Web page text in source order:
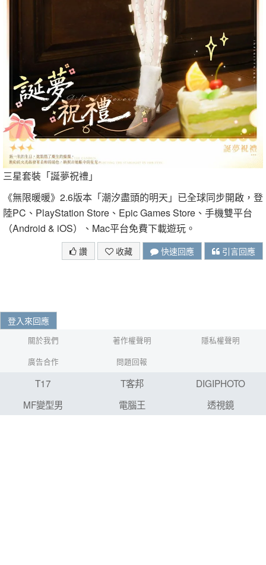
三星套裝「誕夢祝禮」
《無限暖暖》2.6版本「潮汐盡頭的明天」已全球同步開啟，登
陸PC、PlayStation Store、Epic Games Store、手機雙平台
（Android & iOS）、Mac平台免費下載遊玩。
讚 收藏 快速回應 引言回應
登入來回應
關於我們 著作權聲明
隱私權聲明
廣告合作
問題回報
T17 T客邦
DIGIPHOTO
MF變型男
電腦王 透視鏡